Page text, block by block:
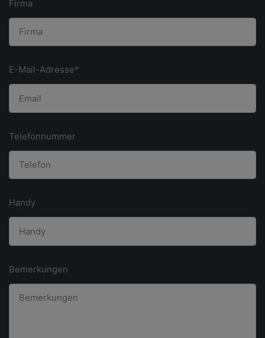
Firma
E-Mail-Adresse*
Telefonnummer
Handy
Bemerkungen